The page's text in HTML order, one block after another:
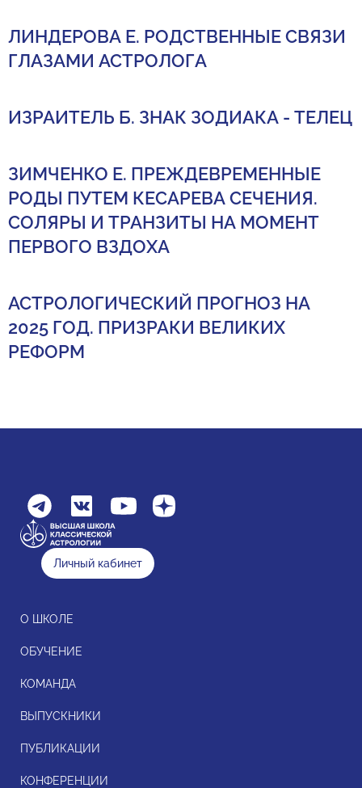
ЛИНДЕРОВА Е. РОДСТВЕННЫЕ СВЯЗИ
ГЛАЗАМИ АСТРОЛОГА
ИЗРАИТЕЛЬ Б. ЗНАК ЗОДИАКА - ТЕЛЕЦ
ЗИМЧЕНКО Е. ПРЕЖДЕВРЕМЕННЫЕ
РОДЫ ПУТЕМ КЕСАРЕВА СЕЧЕНИЯ.
СОЛЯРЫ И ТРАНЗИТЫ НА МОМЕНТ
ПЕРВОГО ВЗДОХА
АСТРОЛОГИЧЕСКИЙ ПРОГНОЗ НА
2025 ГОД. ПРИЗРАКИ ВЕЛИКИХ
РЕФОРМ
Личный кабинет
О ШКОЛЕ
ОБУЧЕНИЕ
КОМАНДА
ВЫПУСКНИКИ
ПУБЛИКАЦИИ
КОНФЕРЕНЦИИ